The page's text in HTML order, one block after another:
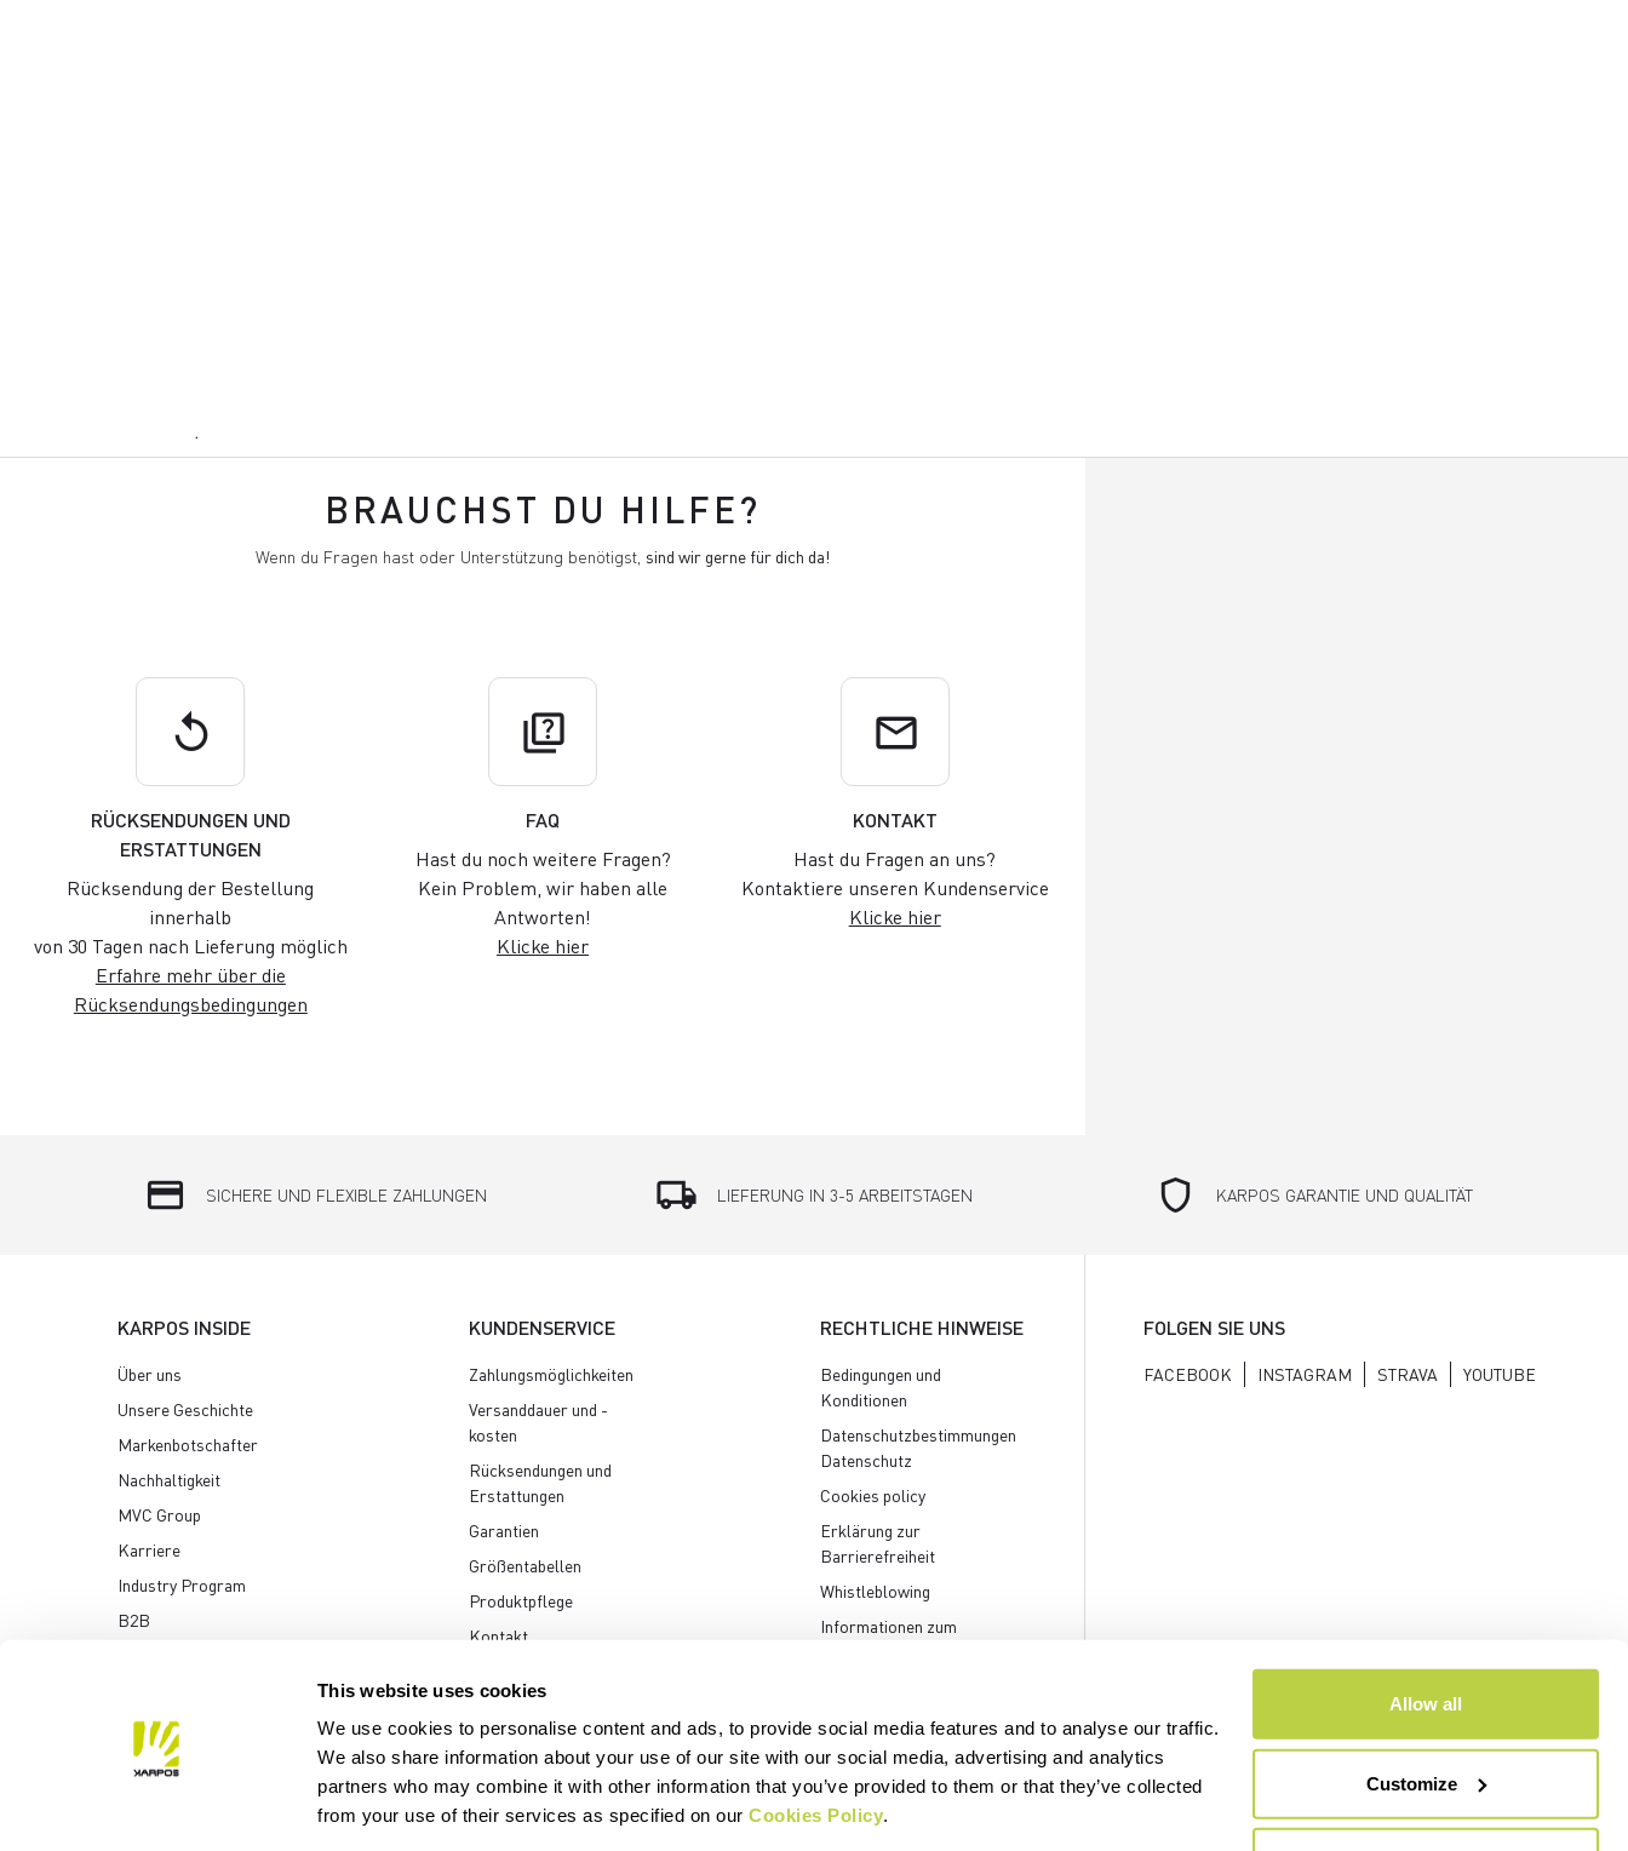
This website uses cookies
We use cookies to personalise content and ads, to provide social media features and to analyse our traffic.
We also share information about your use of our site with our social media, advertising and analytics
partners who may combine it with other information that you’ve provided to them or that they’ve collected
from your use of their services as specified on ourCookies Policy.
Allow all
Customize
.
BRAUCHST DU HILFE?
Wenn du Fragen hast oder Unterstützung benötigst, sind wir gerne für dich da!
replay
RÜCKSENDUNGEN UND
ERSTATTUNGEN
Rücksendung der Bestellung
innerhalb
von 30 Tagen nach Lieferung möglich
Erfahre mehr über die
Rücksendungsbedingungen
quiz
FAQ
Hast du noch weitere Fragen?
Kein Problem, wir haben alle
Antworten!
Klicke hier
email
KONTAKT
Hast du Fragen an uns?
Kontaktiere unseren Kundenservice
Klicke hier
credit_card SICHERE UND FLEXIBLE ZAHLUNGEN local_shipping LIEFERUNG IN 3-5 ARBEITSTAGEN shield KARPOS GARANTIE UND QUALITÄT
KARPOS INSIDE
Über uns
Unsere Geschichte
Markenbotschafter
Nachhaltigkeit
MVC Group
Karriere
Industry Program
B2B
KUNDENSERVICE
Zahlungsmöglichkeiten
Versanddauer und -
kosten
Rücksendungen und
Erstattungen
Garantien
Größentabellen
Produktpflege
Kontakt
RECHTLICHE HINWEISE
Bedingungen und
Konditionen
Datenschutzbestimmungen
Datenschutz
Cookies policy
Erklärung zur
Barrierefreiheit
Whistleblowing
Informationen zum
FOLGEN SIE UNS
FACEBOOK INSTAGRAM STRAVA YOUTUBE
Manifattura Valcismon S.p.A. - Via Marconi 81/83, 32030 Fonzaso (BL), Italy - P.IVA: 00023370257 - CAP.SOC. €2.349.323,00
© 2026 Manifattura Valcismon. All Rights Reserved